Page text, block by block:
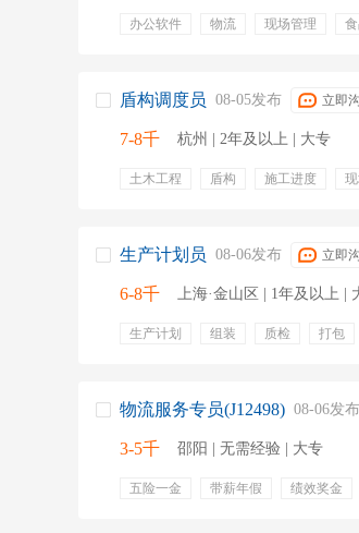
办公软件 物流 现场管理
盾构调度员 08-05发布 立即
7-8千 杭州 | 2年及以上 | 大专
土木工程 盾构 施工进度
生产计划员 08-06发布 立即
6-8千 上海·金山区 | 1年及以上 |
生产计划 组装 质检 打包
物流服务专员(J12498) 08-06发布
3-5千 邵阳 | 无需经验 | 大专
五险一金 带薪年假 绩效奖金